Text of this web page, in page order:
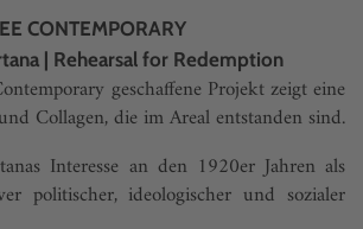
CONTEMPORARY
| Rehearsal for Redemption
geschaffene Projekt zeigt eine
Collagen, die im Areal entstanden sind.
Interesse an den 1920er Jahren als
politischer, ideologischer und sozialer